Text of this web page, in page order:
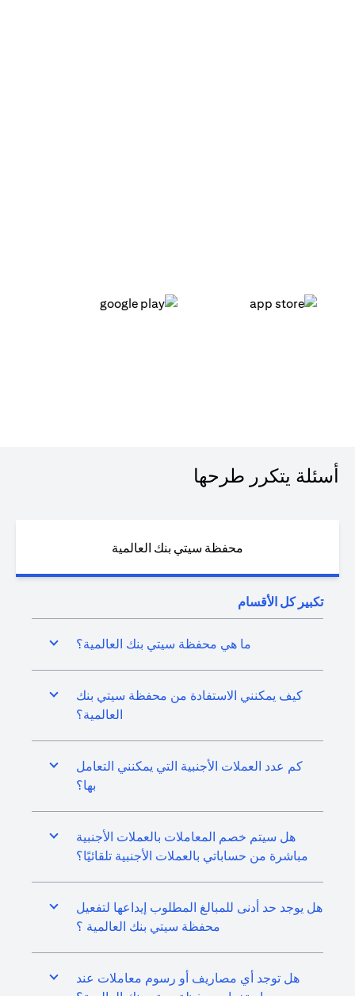
أسئلة يتكرر طرحها
محفظة سيتي بنك العالمية
تكبير كل الأقسام
ما هي محفظة سيتي بنك العالمية؟
كيف يمكنني الاستفادة من محفظة سيتي بنك
العالمية؟
كم عدد العملات الأجنبية التي يمكنني التعامل
بها؟
هل سيتم خصم المعاملات بالعملات الأجنبية
مباشرة من حساباتي بالعملات الأجنبية تلقائيًا؟
هل يوجد حد أدنى للمبالغ المطلوب إيداعها لتفعيل
محفظة سيتي بنك العالمية ؟
هل توجد أي مصاريف أو رسوم معاملات عند